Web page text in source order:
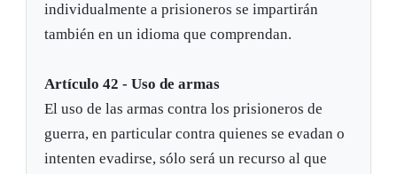
individualmente a prisioneros se impartirán
también en un idioma que comprendan.
Artículo 42 - Uso de armas
El uso de las armas contra los prisioneros de
guerra, en particular contra quienes se evadan o
intenten evadirse, sólo será un recurso al que